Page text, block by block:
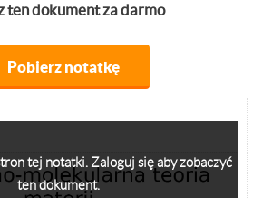
ten dokument za darmo
Pobierz notatkę
tej notatki. Zaloguj się aby zobaczyć
ten dokument.